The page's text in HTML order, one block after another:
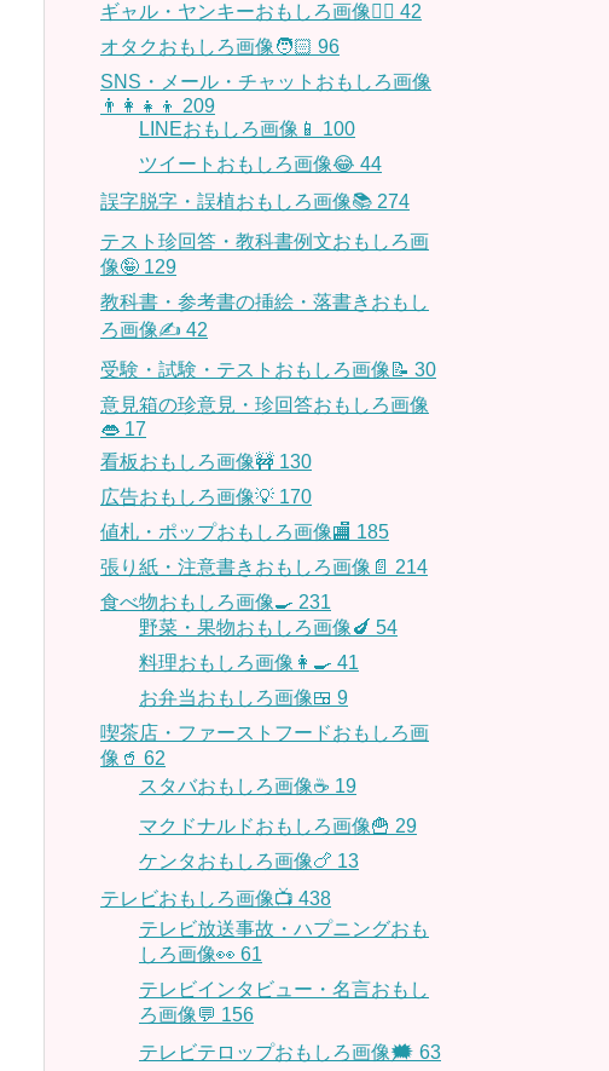
ギャル・ヤンキーおもしろ画像👱‍♀️ 42
オタクおもしろ画像🧑🏻 96
SNS・メール・チャットおもしろ画像
👨‍👩‍👧‍👦 209
LINEおもしろ画像📱 100
ツイートおもしろ画像😂 44
誤字脱字・誤植おもしろ画像📚 274
テスト珍回答・教科書例文おもしろ画
像🤪 129
教科書・参考書の挿絵・落書きおもし
ろ画像✍️ 42
受験・試験・テストおもしろ画像📝 30
意見箱の珍意見・珍回答おもしろ画像
👄 17
看板おもしろ画像🚧 130
広告おもしろ画像💡 170
値札・ポップおもしろ画像🏬 185
張り紙・注意書きおもしろ画像📄 214
食べ物おもしろ画像🍳 231
野菜・果物おもしろ画像🍆 54
料理おもしろ画像👩‍🍳 41
お弁当おもしろ画像🍱 9
喫茶店・ファーストフードおもしろ画
像🥤 62
スタバおもしろ画像☕️ 19
マクドナルドおもしろ画像🍟 29
ケンタおもしろ画像🍗 13
テレビおもしろ画像📺 438
テレビ放送事故・ハプニングおも
しろ画像👀 61
テレビインタビュー・名言おもし
ろ画像💬 156
テレビテロップおもしろ画像🗯 63